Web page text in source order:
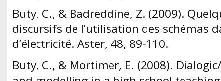
Buty, C., & Badreddine, Z. (2009).
discursifs de l’utilisation des schémas
d’électricité. Aster, 48, 89-110.
Buty, C., & Mortimer, E. (2008).